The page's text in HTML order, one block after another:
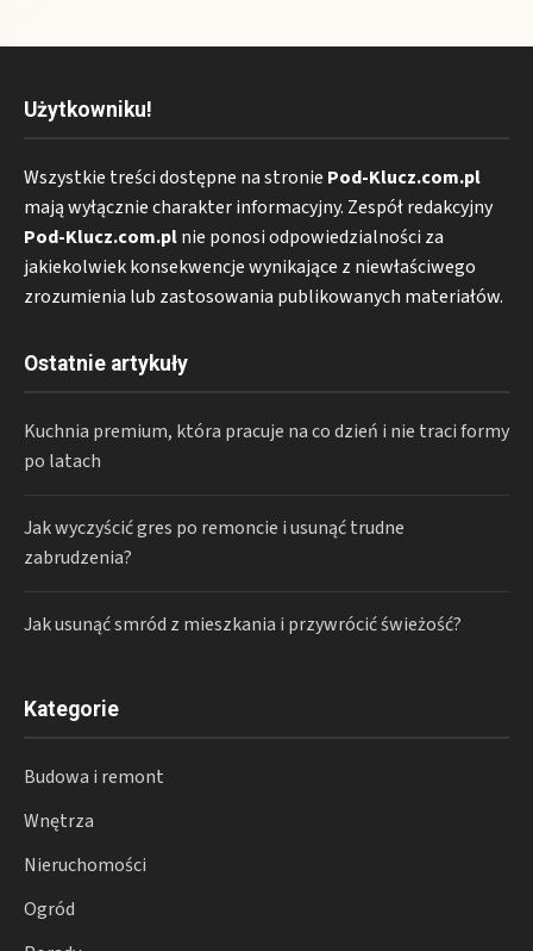
Użytkowniku!
Wszystkie treści dostępne na stronie Pod-Klucz.com.pl
mają wyłącznie charakter informacyjny. Zespół redakcyjny
Pod-Klucz.com.plnie ponosi odpowiedzialności za
jakiekolwiek konsekwencje wynikające z niewłaściwego
zrozumienia lub zastosowania publikowanych materiałów.
Ostatnie artykuły
Kuchnia premium, która pracuje na co dzień i nie traci formy
po latach
Jak wyczyścić gres po remoncie i usunąć trudne
zabrudzenia?
Jak usunąć smród z mieszkania i przywrócić świeżość?
Kategorie
Budowa i remont
Wnętrza
Nieruchomości
Ogród